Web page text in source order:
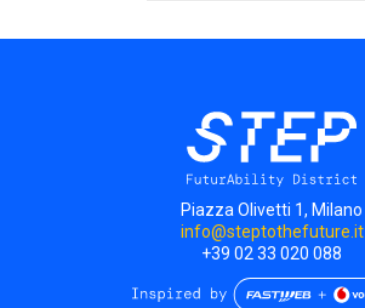
Piazza Olivetti 1, Milano
info@steptothefuture.it
+39 02 33 020 088